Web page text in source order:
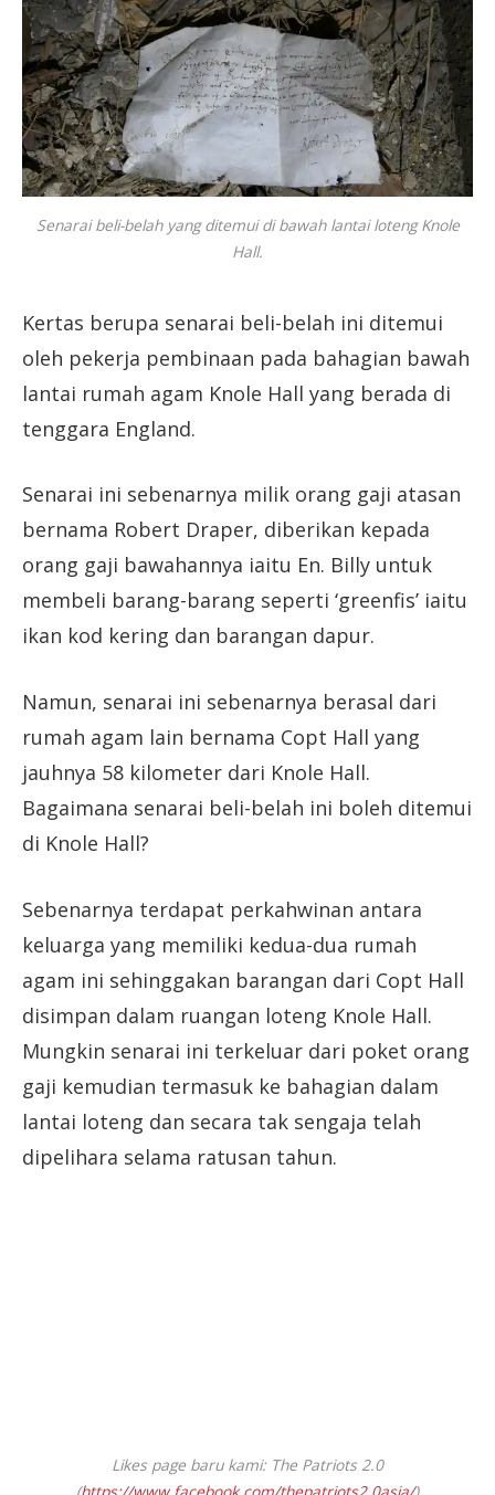
Senarai beli-belah yang ditemui di bawah lantai loteng Knole
Hall.
Kertas berupa senarai beli-belah ini ditemui
oleh pekerja pembinaan pada bahagian bawah
lantai rumah agam Knole Hall yang berada di
tenggara England.
Senarai ini sebenarnya milik orang gaji atasan
bernama Robert Draper, diberikan kepada
orang gaji bawahannya iaitu En. Billy untuk
membeli barang-barang seperti ‘greenfis’ iaitu
ikan kod kering dan barangan dapur.
Namun, senarai ini sebenarnya berasal dari
rumah agam lain bernama Copt Hall yang
jauhnya 58 kilometer dari Knole Hall.
Bagaimana senarai beli-belah ini boleh ditemui
di Knole Hall?
Sebenarnya terdapat perkahwinan antara
keluarga yang memiliki kedua-dua rumah
agam ini sehinggakan barangan dari Copt Hall
disimpan dalam ruangan loteng Knole Hall.
Mungkin senarai ini terkeluar dari poket orang
gaji kemudian termasuk ke bahagian dalam
lantai loteng dan secara tak sengaja telah
dipelihara selama ratusan tahun.
Likes page baru kami: The Patriots 2.0